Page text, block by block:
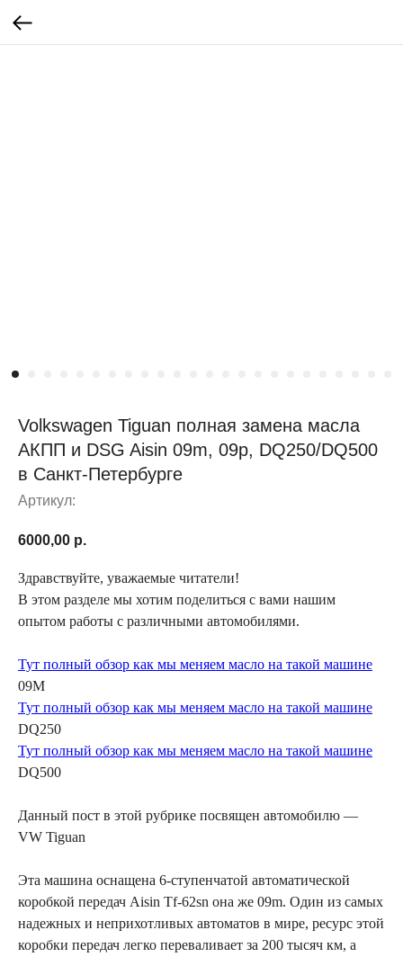
Volkswagen Tiguan полная замена масла
АКПП и DSG Aisin 09m, 09p, DQ250/DQ500
в Санкт-Петербурге
Артикул:
6000,00 р.
Здравствуйте, уважаемые читатели!
В этом разделе мы хотим поделиться с вами нашим
опытом работы с различными автомобилями.
Тут полный обзор как мы меняем масло на такой машине
09M
Тут полный обзор как мы меняем масло на такой машине
DQ250
Тут полный обзор как мы меняем масло на такой машине
DQ500
Данный пост в этой рубрике посвящен автомобилю —
VW Tiguan
Эта машина оснащена 6-ступенчатой автоматической
коробкой передач Aisin Tf-62sn она же 09m. Один из самых
надежных и неприхотливых автоматов в мире, ресурс этой
коробки передач легко переваливает за 200 тысяч км, а